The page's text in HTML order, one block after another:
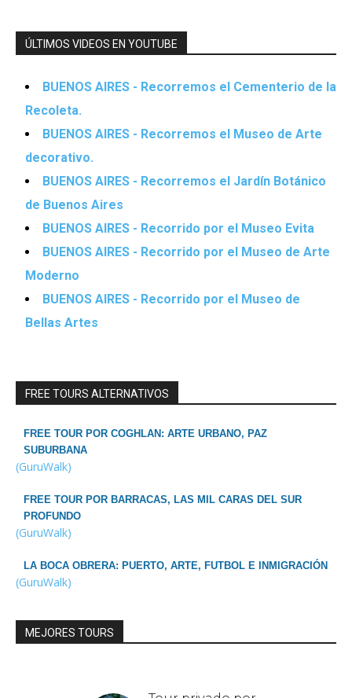
ÚLTIMOS VIDEOS EN YOUTUBE
BUENOS AIRES - Recorremos el Cementerio de la
Recoleta.
BUENOS AIRES - Recorremos el Museo de Arte
decorativo.
BUENOS AIRES - Recorremos el Jardín Botánico
de Buenos Aires
BUENOS AIRES - Recorrido por el Museo Evita
BUENOS AIRES - Recorrido por el Museo de Arte
Moderno
BUENOS AIRES - Recorrido por el Museo de
Bellas Artes
FREE TOURS ALTERNATIVOS
FREE TOUR POR COGHLAN: ARTE URBANO, PAZ
SUBURBANA
(GuruWalk)
FREE TOUR POR BARRACAS, LAS MIL CARAS DEL SUR
PROFUNDO
(GuruWalk)
LA BOCA OBRERA: PUERTO, ARTE, FUTBOL E INMIGRACIÓN
(GuruWalk)
MEJORES TOURS